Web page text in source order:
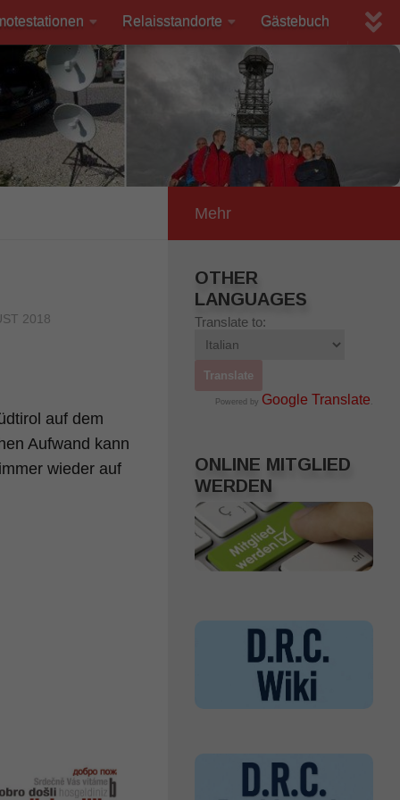
Relaisstandorte Gästebuch
2018
auf dem
Aufwand kann
wieder auf
Mehr
OTHER
LANGUAGES
Translate to:
Powered by Google Translate .
ONLINE MITGLIED
WERDEN